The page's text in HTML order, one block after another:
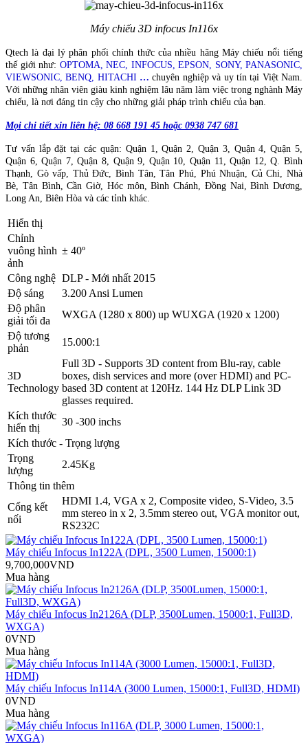
Máy chiếu 3D infocus In116x
Qtech là đại lý phân phối chính thức của nhiều hãng Máy chiếu nổi tiếng
thế giới như: OPTOMA, NEC, INFOCUS, EPSON, SONY, PANASONIC,
VIEWSONIC, BENQ, HITACHI … chuyên nghiệp và uy tín tại Việt Nam.
Với những nhân viên giàu kinh nghiệm lâu năm làm việc trong nghành Máy
chiếu, là nơi đáng tin cậy cho những giải pháp trình chiếu của bạn.
Mọi chi tiết xin liên hệ: 08 668 191 45 hoặc 0938 747 681
Tư vấn lắp đặt tại các quận: Quận 1, Quận 2, Quận 3, Quận 4, Quận 5,
Quận 6, Quận 7, Quận 8, Quận 9, Quận 10, Quận 11, Quận 12, Q. Bình
Thạnh, Gò vấp, Thủ Đức, Bình Tân, Tân Phú, Phú Nhuận, Củ Chi, Nhà
Bè, Tân Bình, Cần Giờ, Hóc môn, Bình Chánh, Đồng Nai, Bình Dương,
Long An, Biên Hòa và các tỉnh khác.
Hiển thị
Chỉnh
vuông hình
ảnh
± 40º
Công nghệ DLP - Mới nhất 2015
Độ sáng
3.200 Ansi Lumen
Độ phân
giải tối đa
WXGA (1280 x 800) up WUXGA (1920 x 1200)
Độ tương
phản
15.000:1
3D
Technology
Full 3D - Supports 3D content from Blu-ray, cable
boxes, dish services and more (over HDMI) and PC-
based 3D content at 120Hz. 144 Hz DLP Link 3D
glasses required.
Kích thước
hiển thị
30 -300 inchs
Kích thước - Trọng lượng
Trọng
lượng
2.45Kg
Thông tin thêm
Cổng kết
nối
HDMI 1.4, VGA x 2, Composite video, S-Video, 3.5
mm stereo in x 2, 3.5mm stereo out, VGA monitor out,
RS232C
Máy chiếu Infocus In122A (DPL, 3500 Lumen, 15000:1)
9,700,000VND
Mua hàng
Máy chiếu Infocus In2126A (DLP, 3500Lumen, 15000:1, Full3D,
WXGA)
0VND
Mua hàng
Máy chiếu Infocus In114A (3000 Lumen, 15000:1, Full3D, HDMI)
0VND
Mua hàng